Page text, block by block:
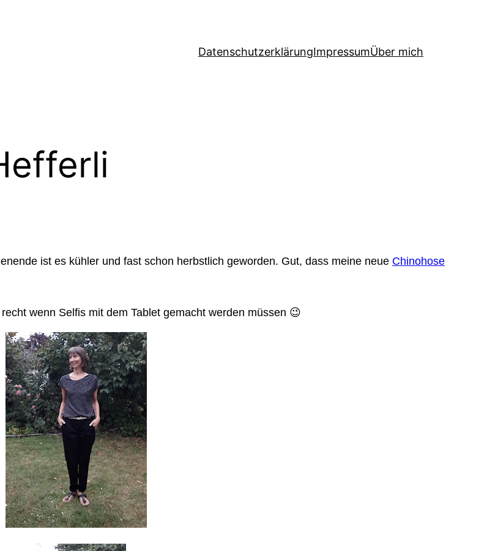
DatenschutzerklärungImpressumÜber mich
ist es kühler und fast schon herbstlich geworden. Gut, dass meine neue Chinohose
wenn Selfis mit dem Tablet gemacht werden müssen 😉